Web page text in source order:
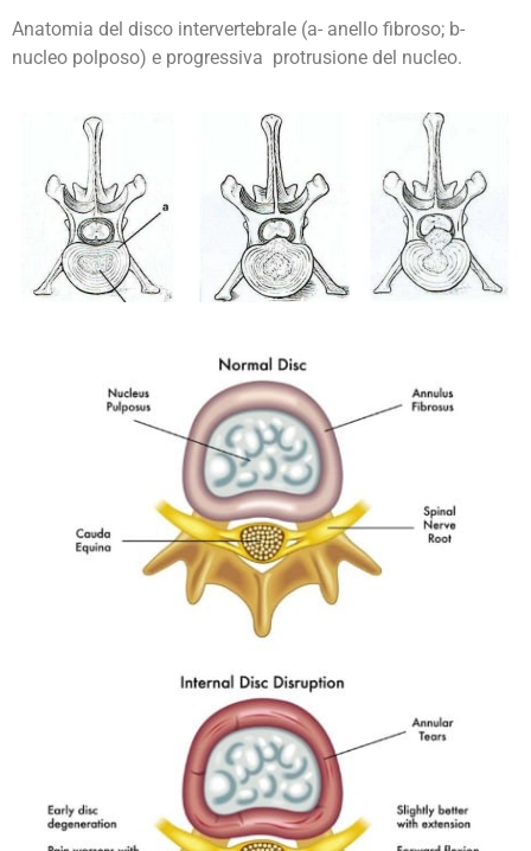
Anatomia del disco intervertebrale (a- anello fibroso; b-
nucleo polposo) e progressiva protrusione del nucleo.